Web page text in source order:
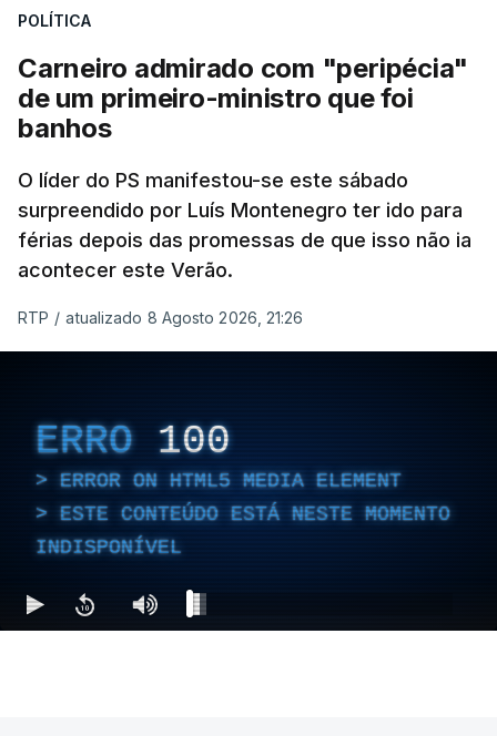
POLÍTICA
Carneiro admirado com "peripécia"
de um primeiro-ministro que foi
banhos
O líder do PS manifestou-se este sábado
surpreendido por Luís Montenegro ter ido para
férias depois das promessas de que isso não ia
acontecer este Verão.
RTP / atualizado 8 Agosto 2026, 21:26
ERRO 100
ERROR ON HTML5 MEDIA ELEMENT
ESTE CONTEÚDO ESTÁ NESTE MOMENTO
INDISPONÍVEL